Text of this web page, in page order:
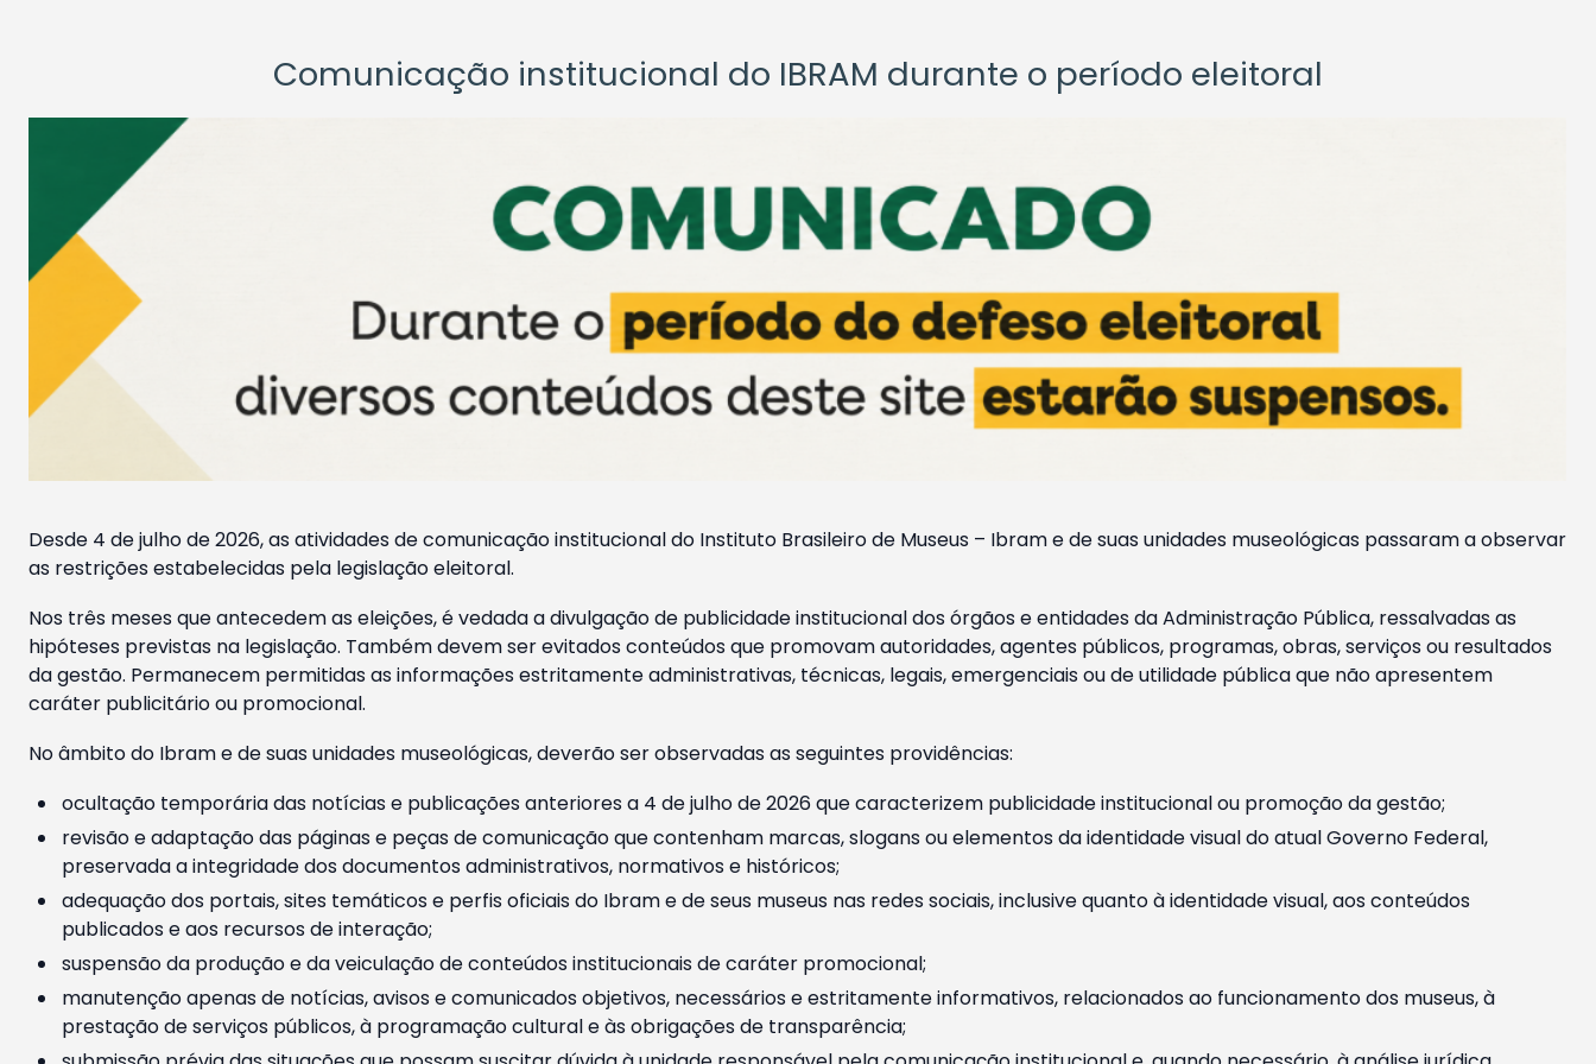
Comunicação institucional do IBRAM durante o período eleitoral
Desde 4 de julho de 2026, as atividades de comunicação institucional do Instituto Brasileiro de Museus – Ibram e de suas unidades museológicas passaram a observar
as restrições estabelecidas pela legislação eleitoral.
Nos três meses que antecedem as eleições, é vedada a divulgação de publicidade institucional dos órgãos e entidades da Administração Pública, ressalvadas as
hipóteses previstas na legislação. Também devem ser evitados conteúdos que promovam autoridades, agentes públicos, programas, obras, serviços ou resultados
da gestão. Permanecem permitidas as informações estritamente administrativas, técnicas, legais, emergenciais ou de utilidade pública que não apresentem
caráter publicitário ou promocional.
No âmbito do Ibram e de suas unidades museológicas, deverão ser observadas as seguintes providências:
ocultação temporária das notícias e publicações anteriores a 4 de julho de 2026 que caracterizem publicidade institucional ou promoção da gestão;
revisão e adaptação das páginas e peças de comunicação que contenham marcas, slogans ou elementos da identidade visual do atual Governo Federal,
preservada a integridade dos documentos administrativos, normativos e históricos;
adequação dos portais, sites temáticos e perfis oficiais do Ibram e de seus museus nas redes sociais, inclusive quanto à identidade visual, aos conteúdos
publicados e aos recursos de interação;
suspensão da produção e da veiculação de conteúdos institucionais de caráter promocional;
manutenção apenas de notícias, avisos e comunicados objetivos, necessários e estritamente informativos, relacionados ao funcionamento dos museus, à
prestação de serviços públicos, à programação cultural e às obrigações de transparência;